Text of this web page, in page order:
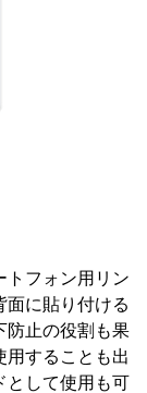
トフォン用リン
面に貼り付ける
防止の役割も果
用することも出
として使用も可